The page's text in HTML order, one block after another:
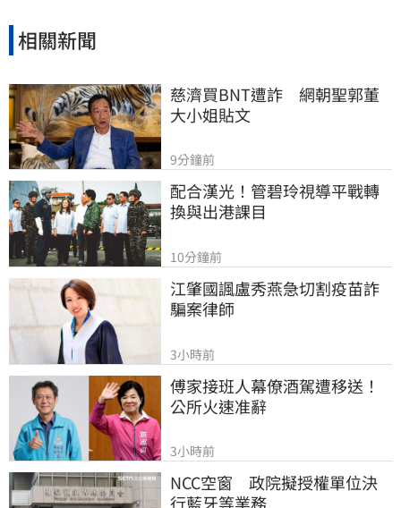
相關新聞
慈濟買BNT遭詐　網朝聖郭董
大小姐貼文
9分鐘前
配合漢光！管碧玲視導平戰轉
換與出港課目
10分鐘前
江肇國諷盧秀燕急切割疫苗詐
騙案律師
3小時前
傅家接班人幕僚酒駕遭移送！
公所火速准辭
3小時前
NCC空窗　政院擬授權單位決
行藍牙等業務